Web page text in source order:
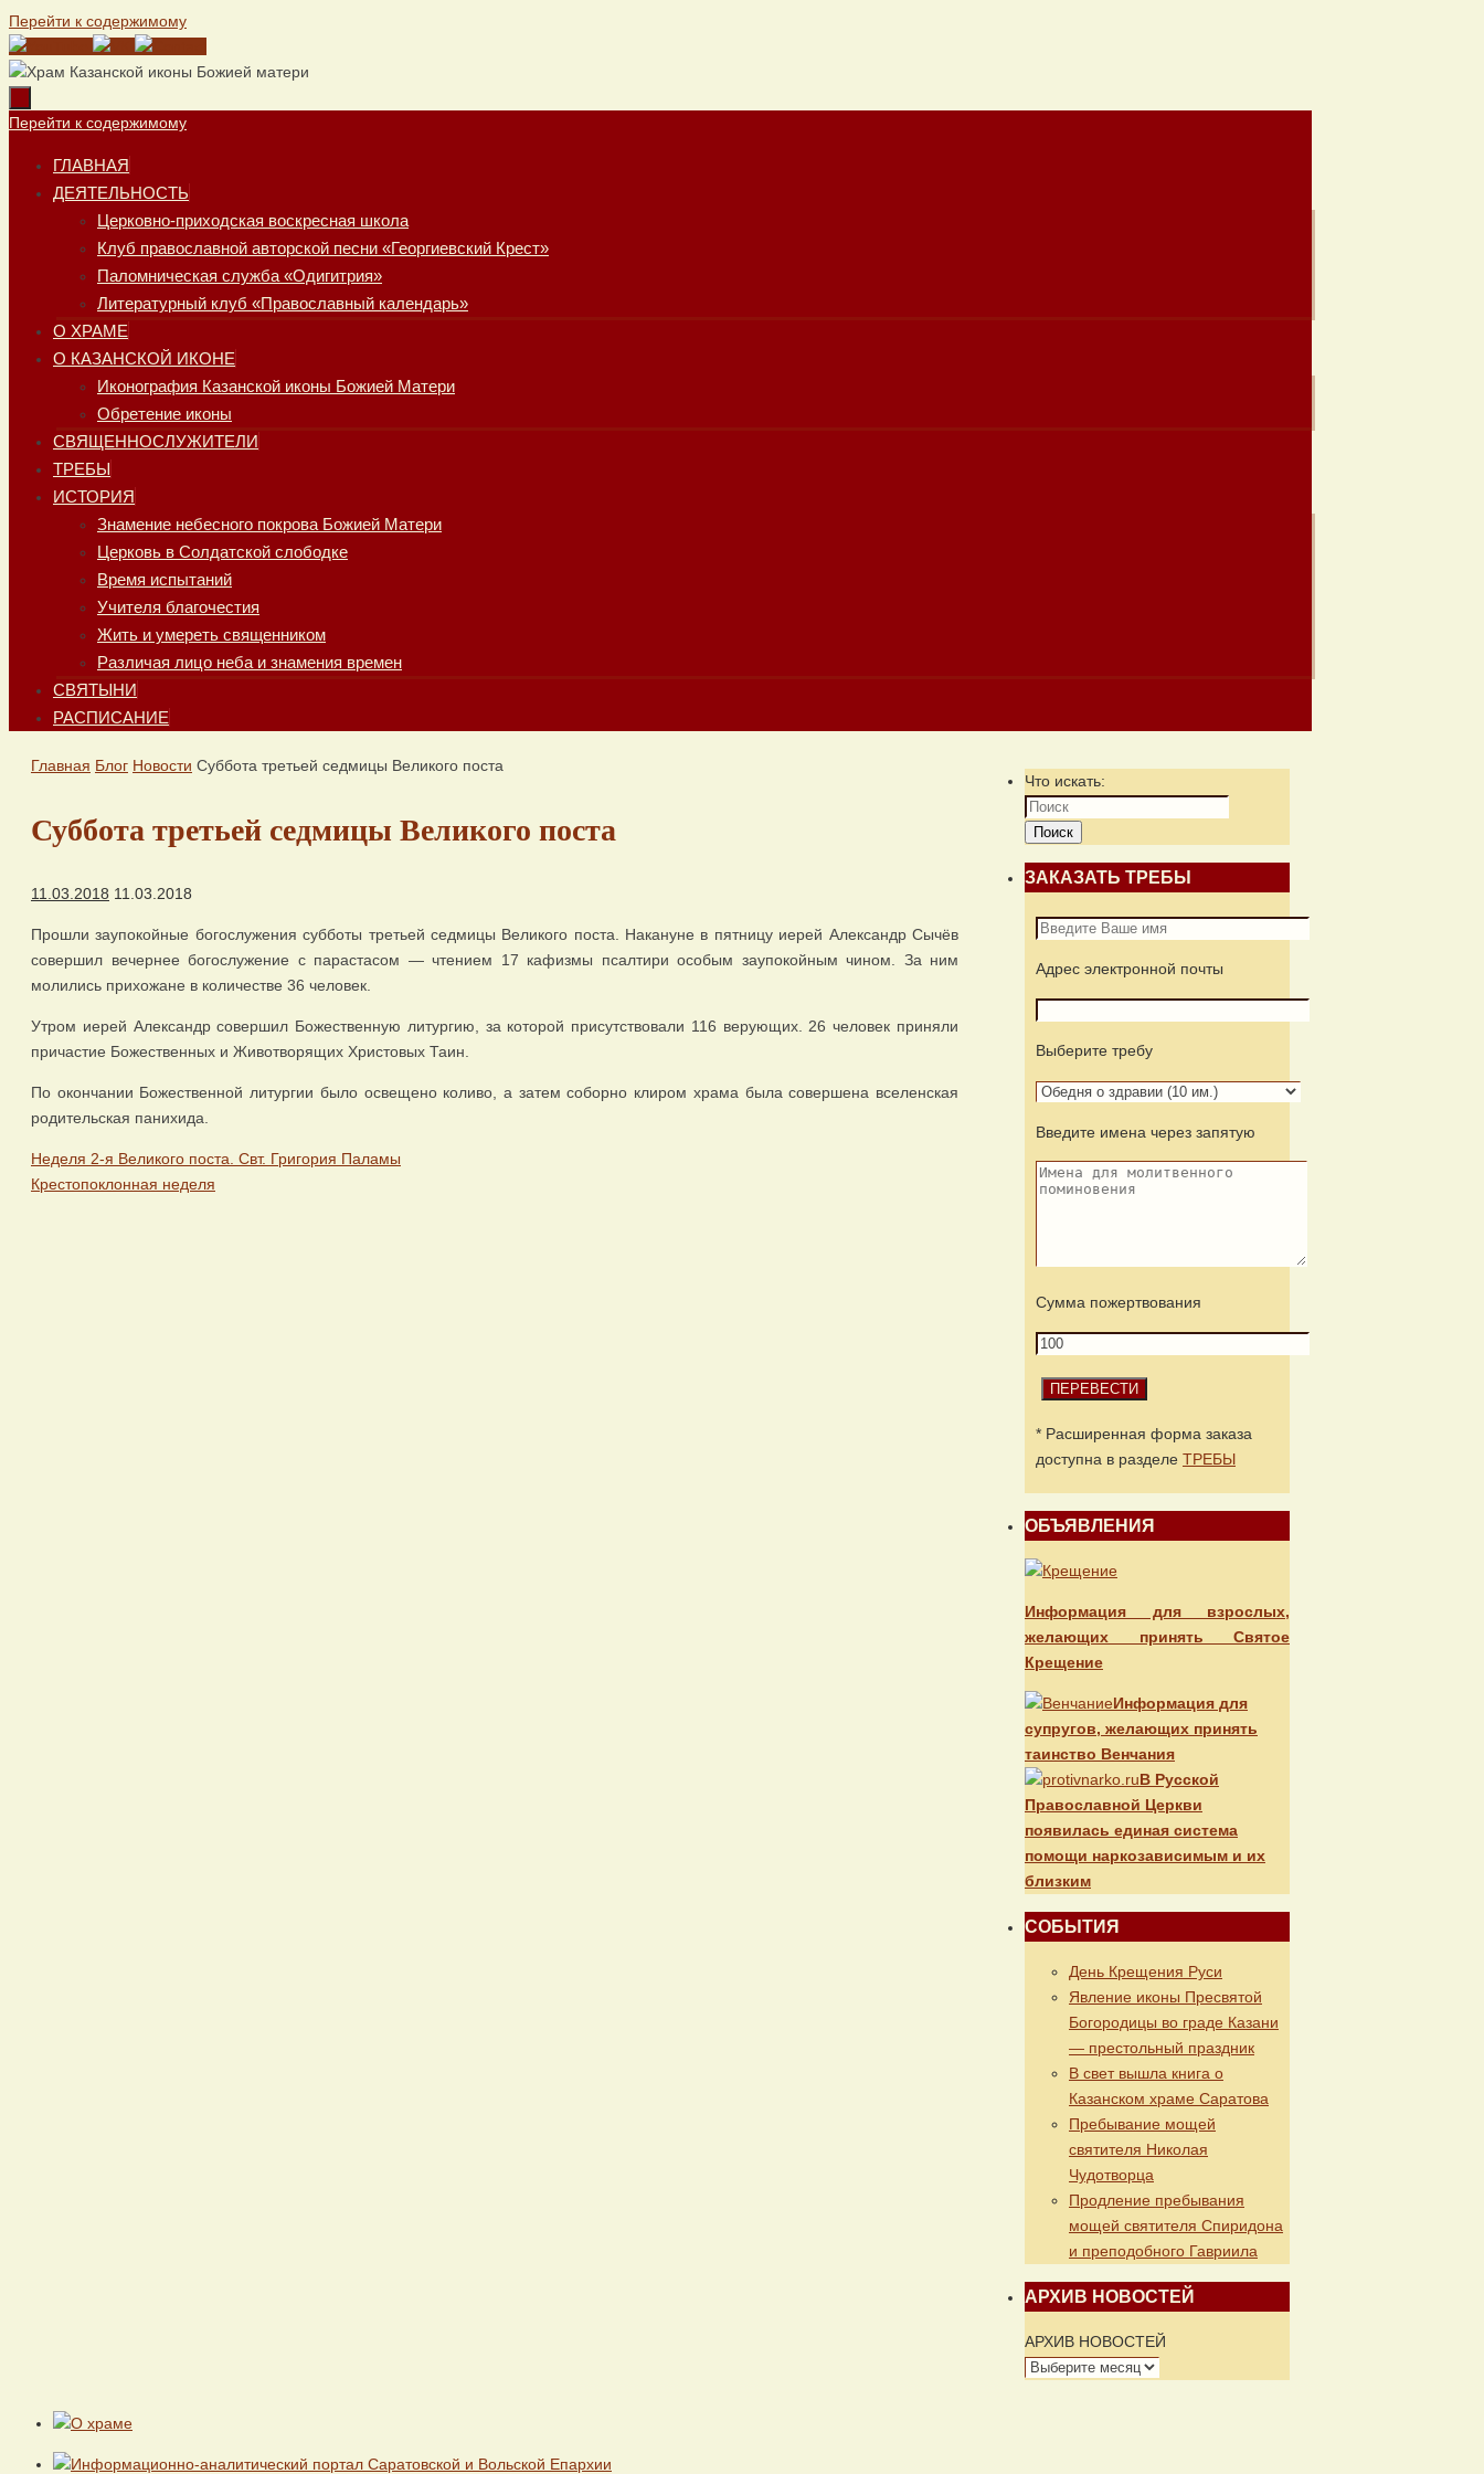
Перейти к содержимому
Перейти к содержимому
ГЛАВНАЯ
ДЕЯТЕЛЬНОСТЬ
Церковно-приходская воскресная школа
Клуб православной авторской песни «Георгиевский Крест»
Паломническая служба «Одигитрия»
Литературный клуб «Православный календарь»
О ХРАМЕ
О КАЗАНСКОЙ ИКОНЕ
Иконография Казанской иконы Божией Матери
Обретение иконы
СВЯЩЕННОСЛУЖИТЕЛИ
ТРЕБЫ
ИСТОРИЯ
Знамение небесного покрова Божией Матери
Церковь в Солдатской слободке
Время испытаний
Учителя благочестия
Жить и умереть священником
Различая лицо неба и знамения времен
СВЯТЫНИ
РАСПИСАНИЕ
Главная Блог Новости Суббота третьей седмицы Великого поста
Суббота третьей седмицы Великого поста
11.03.2018 11.03.2018
Прошли заупокойные богослужения субботы третьей седмицы Великого поста. Накануне в пятницу иерей Александр Сычёв
совершил вечернее богослужение с парастасом — чтением 17 кафизмы псалтири особым заупокойным чином. За ним
молились прихожане в количестве 36 человек.
Утром иерей Александр совершил Божественную литургию, за которой присутствовали 116 верующих. 26 человек приняли
причастие Божественных и Животворящих Христовых Таин.
По окончании Божественной литургии было освещено коливо, а затем соборно клиром храма была совершена вселенская
родительская панихида.
Неделя 2-я Великого поста. Свт. Григория Паламы
Крестопоклонная неделя
Что искать:
Поиск
ЗАКАЗАТЬ ТРЕБЫ
Адрес электронной почты
Выберите требу
Введите имена через запятую
Сумма пожертвования
* Расширенная форма заказа
доступна в разделе ТРЕБЫ
ОБЪЯВЛЕНИЯ
Информация для взрослых,
желающих принять Святое
Крещение
Информация для
супругов, желающих принять
таинство Венчания
В Русской
Православной Церкви
появилась единая система
помощи наркозависимым и их
близким
СОБЫТИЯ
День Крещения Руси
Явление иконы Пресвятой
Богородицы во граде Казани
— престольный праздник
В свет вышла книга о
Казанском храме Саратова
Пребывание мощей
святителя Николая
Чудотворца
Продление пребывания
мощей святителя Спиридона
и преподобного Гавриила
АРХИВ НОВОСТЕЙ
АРХИВ НОВОСТЕЙ